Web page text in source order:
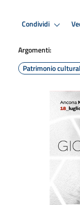
Condividi
Argomenti:
Patrimonio